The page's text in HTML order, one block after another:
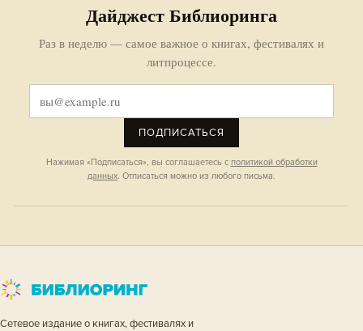
Дайджест Библиоринга
Раз в неделю — самое важное о книгах, фестивалях и
литпроцессе.
ПОДПИСАТЬСЯ
Нажимая «Подписаться», вы соглашаетесь с политикой обработки
данных . Отписаться можно из любого письма.
Сетевое издание о книгах, фестивалях и